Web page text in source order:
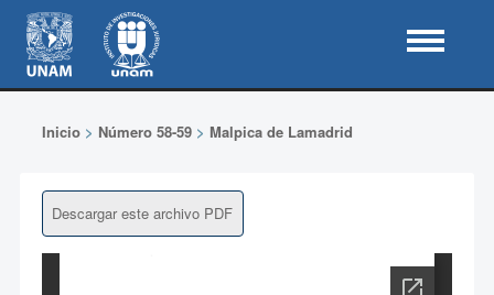
Inicio> Número 58-59> Malpica de Lamadrid
Descargar este archivo PDF